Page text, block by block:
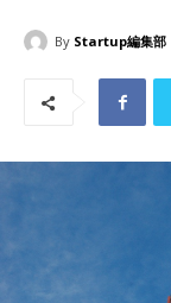
By Startup編集部